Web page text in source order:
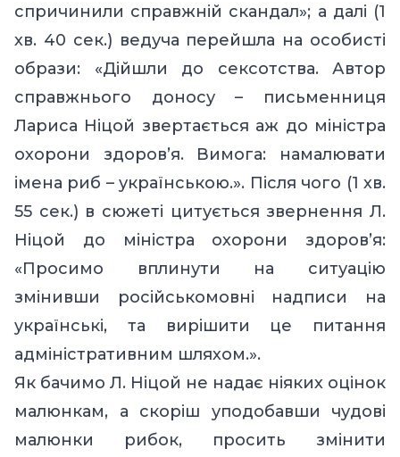
спричинили справжній скандал»; а далі (1
хв. 40 сек.) ведуча перейшла на особисті
образи: «Дійшли до сексотства. Автор
справжнього доносу – письменниця
Лариса Ніцой звертається аж до міністра
охорони здоров’я. Вимога: намалювати
імена риб – українською.». Після чого (1 хв.
55 сек.) в сюжеті цитується звернення Л.
Ніцой до міністра охорони здоров’я:
«Просимо вплинути на ситуацію
змінивши російськомовні надписи на
українські, та вирішити це питання
адміністративним шляхом.».
Як бачимо Л. Ніцой не надає ніяких оцінок
малюнкам, а скоріш уподобавши чудові
малюнки рибок, просить змінити